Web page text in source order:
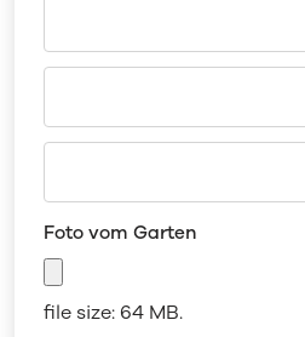
Foto vom Garten
file size: 64 MB.